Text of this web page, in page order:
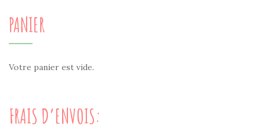
PANIER
Votre panier est vide.
FRAIS D’ENVOIS: